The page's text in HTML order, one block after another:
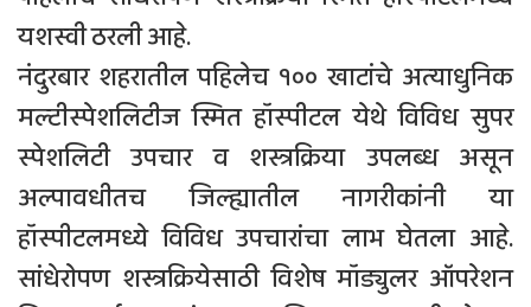
यशस्वी ठरली आहे.
नंदुरबार शहरातील पहिलेच १०० खाटांचे अत्याधुनिक
मल्टीस्पेशलिटीज स्मित हॉस्पीटल येथे विविध सुपर
स्पेशलिटी उपचार व शस्त्रक्रिया उपलब्ध असून
अल्पावधीतच जिल्ह्यातील नागरीकांनी या
हॉस्पीटलमध्ये विविध उपचारांचा लाभ घेतला आहे.
सांधेरोपण शस्त्रक्रियेसाठी विशेष मॉड्युलर ऑपरेशन